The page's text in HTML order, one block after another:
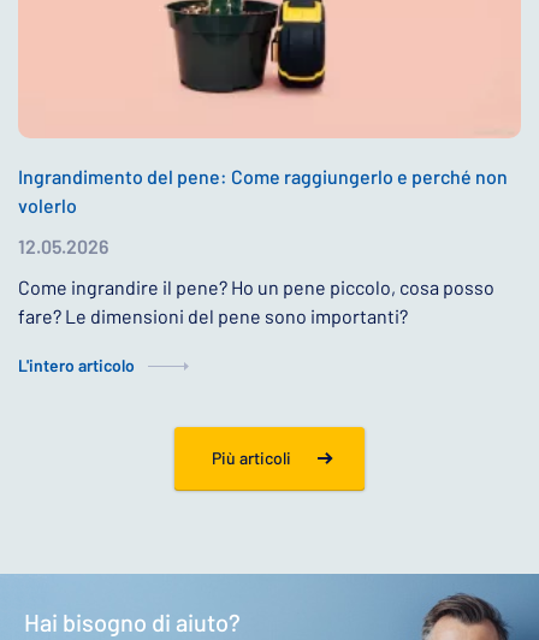
Ingrandimento del pene: Come raggiungerlo e perché non
volerlo
12.05.2026
Come ingrandire il pene? Ho un pene piccolo, cosa posso
fare? Le dimensioni del pene sono importanti?
L'intero articolo
Più articoli
Hai bisogno di aiuto?